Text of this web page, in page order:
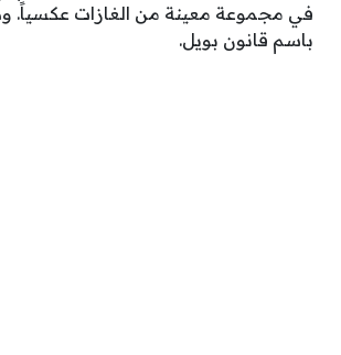
في مجموعة معينة من الغازات عكسياً.
باسم قانون بويل.